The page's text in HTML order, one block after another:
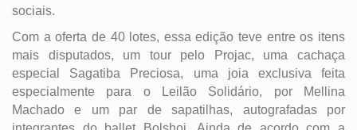
sociais.
Com a oferta de 40 lotes, essa edição teve entre os itens
mais disputados, um tour pelo Projac, uma cachaça
especial Sagatiba Preciosa, uma joia exclusiva feita
especialmente para o Leilão Solidário, por Mellina
Machado e um par de sapatilhas, autografadas por